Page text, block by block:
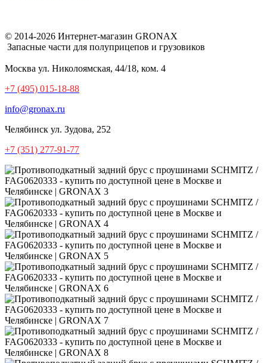
© 2014-2026 Интернет-магазин GRONAX
Запасные части для полуприцепов и грузовиков
Москва ул. Николоямская, 44/18, ком. 4
+7 (495) 015-18-88
info@gronax.ru
Челябинск ул. Зудова, 252
+7 (351) 277-91-77